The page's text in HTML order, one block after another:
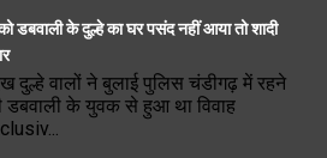
डबवाली के दुल्हे का घर पसंद नहीं आया तो शादी
दुल्हे वालों ने बुलाई पुलिस चंडीगढ़ में रहने
डबवाली के युवक से हुआ था विवाह